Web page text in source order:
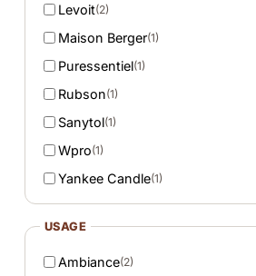
Levoit(2)
Maison Berger(1)
Puressentiel(1)
Rubson(1)
Sanytol(1)
Wpro(1)
Yankee Candle(1)
USAGE
Ambiance(2)